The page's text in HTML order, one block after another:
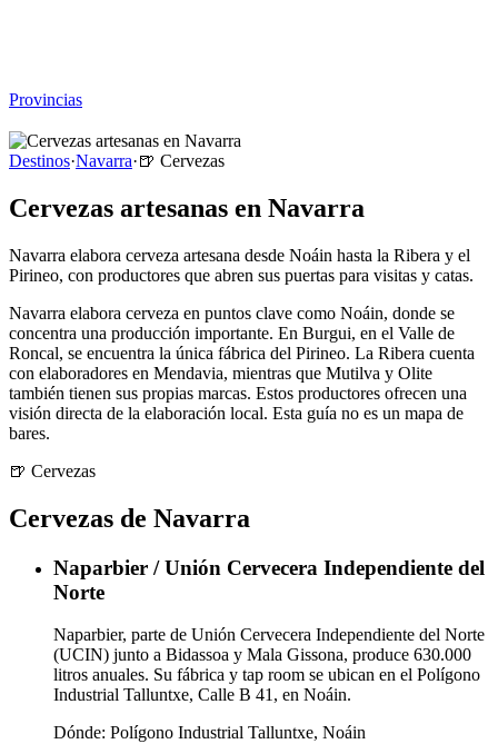
Provincias
Destinos·Navarra·🍺 Cervezas
Cervezas artesanas en Navarra
Navarra elabora cerveza artesana desde Noáin hasta la Ribera y el
Pirineo, con productores que abren sus puertas para visitas y catas.
Navarra elabora cerveza en puntos clave como Noáin, donde se
concentra una producción importante. En Burgui, en el Valle de
Roncal, se encuentra la única fábrica del Pirineo. La Ribera cuenta
con elaboradores en Mendavia, mientras que Mutilva y Olite
también tienen sus propias marcas. Estos productores ofrecen una
visión directa de la elaboración local. Esta guía no es un mapa de
bares.
🍺 Cervezas
Cervezas de Navarra
Naparbier / Unión Cervecera Independiente del
Norte
Naparbier, parte de Unión Cervecera Independiente del Norte
(UCIN) junto a Bidassoa y Mala Gissona, produce 630.000
litros anuales. Su fábrica y tap room se ubican en el Polígono
Industrial Talluntxe, Calle B 41, en Noáin.
Dónde: Polígono Industrial Talluntxe, Noáin